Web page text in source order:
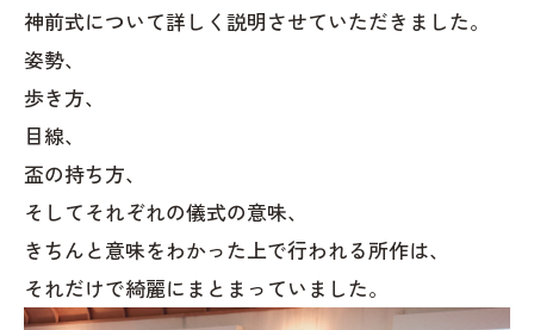
神前式について詳しく説明させていただきました。
姿勢、
歩き方、
目線、
盃の持ち方、
そしてそれぞれの儀式の意味、
きちんと意味をわかった上で行われる所作は、
それだけで綺麗にまとまっていました。